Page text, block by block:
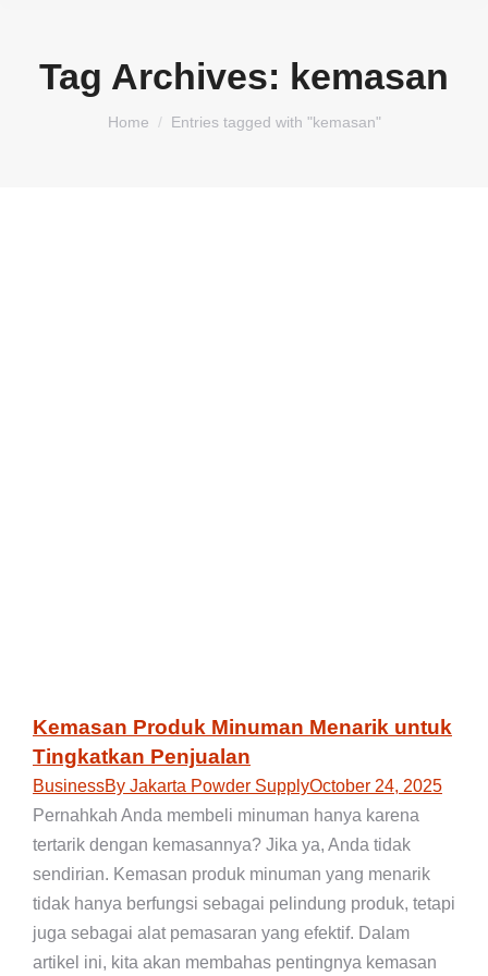
Tag Archives: kemasan
You are here:
Home Entries tagged with "kemasan"
Kemasan Produk Minuman Menarik untuk
Tingkatkan Penjualan
BusinessBy Jakarta Powder SupplyOctober 24, 2025
Pernahkah Anda membeli minuman hanya karena
tertarik dengan kemasannya? Jika ya, Anda tidak
sendirian. Kemasan produk minuman yang menarik
tidak hanya berfungsi sebagai pelindung produk, tetapi
juga sebagai alat pemasaran yang efektif. Dalam
artikel ini, kita akan membahas pentingnya kemasan